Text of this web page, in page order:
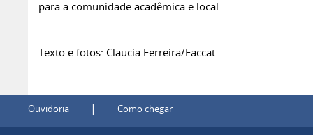
para a comunidade acadêmica e local.
Texto e fotos: Claucia Ferreira/Faccat
Ouvidoria | Como chegar